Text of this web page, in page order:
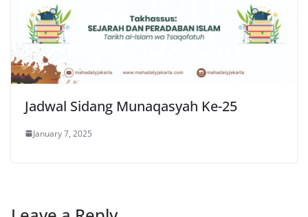
Jadwal Sidang Munaqasyah Ke-25
January 7, 2025